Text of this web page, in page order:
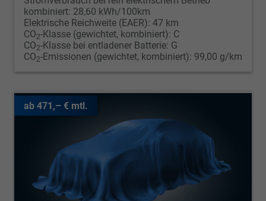
kombiniert: 28,60 kWh/100km
Elektrische Reichweite (EAER): 47 km
CO2-Klasse (gewichtet, kombiniert): C
CO2-Klasse bei entladener Batterie: G
CO2-Emissionen (gewichtet, kombiniert): 99,00 g/km
ab 471,– € mtl.